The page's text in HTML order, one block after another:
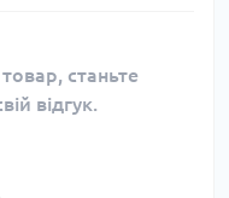
станьте
відгук.